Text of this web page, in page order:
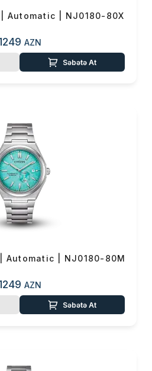
Automatic | NJ0180-80X
AZN
Səbətə At
Automatic | NJ0180-80M
AZN
Səbətə At